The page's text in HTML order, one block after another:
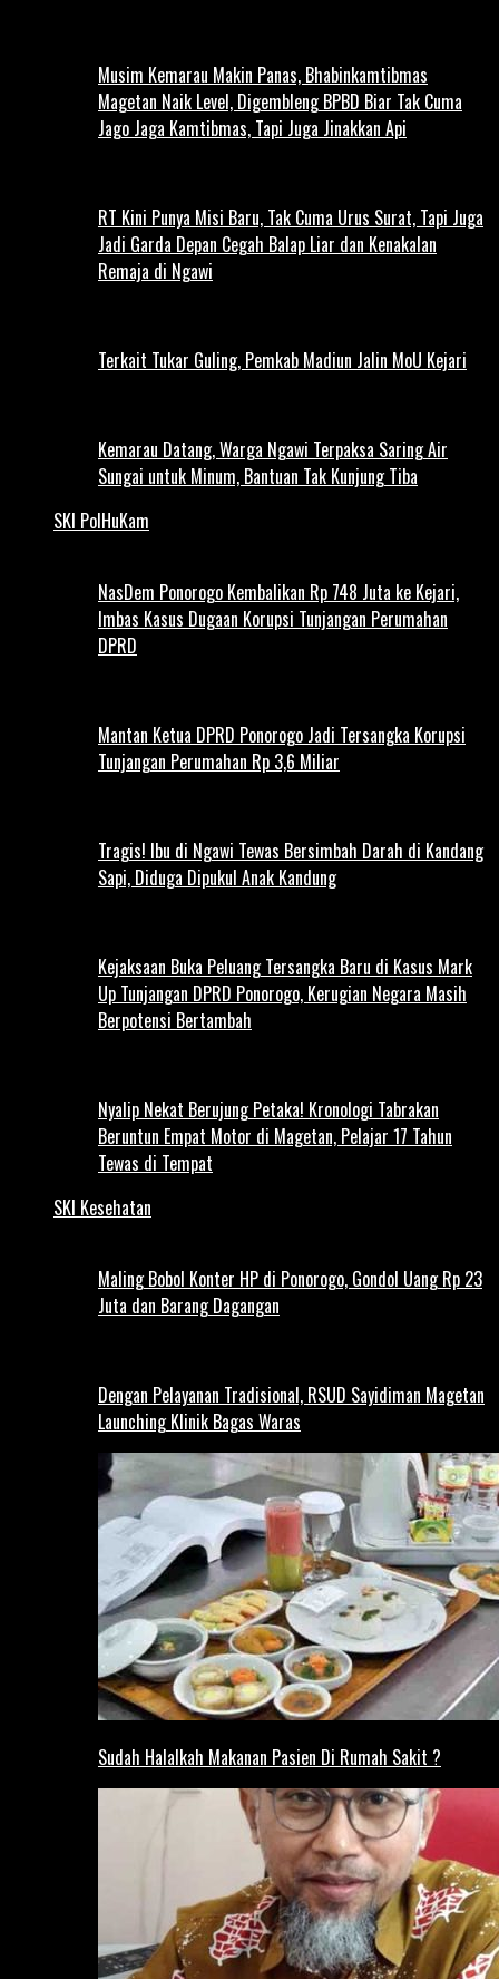
Musim Kemarau Makin Panas, Bhabinkamtibmas
Magetan Naik Level, Digembleng BPBD Biar Tak Cuma
Jago Jaga Kamtibmas, Tapi Juga Jinakkan Api
RT Kini Punya Misi Baru, Tak Cuma Urus Surat, Tapi Juga
Jadi Garda Depan Cegah Balap Liar dan Kenakalan
Remaja di Ngawi
Terkait Tukar Guling, Pemkab Madiun Jalin MoU Kejari
Kemarau Datang, Warga Ngawi Terpaksa Saring Air
Sungai untuk Minum, Bantuan Tak Kunjung Tiba
SKI PolHuKam
NasDem Ponorogo Kembalikan Rp 748 Juta ke Kejari,
Imbas Kasus Dugaan Korupsi Tunjangan Perumahan
DPRD
Mantan Ketua DPRD Ponorogo Jadi Tersangka Korupsi
Tunjangan Perumahan Rp 3,6 Miliar
Tragis! Ibu di Ngawi Tewas Bersimbah Darah di Kandang
Sapi, Diduga Dipukul Anak Kandung
Kejaksaan Buka Peluang Tersangka Baru di Kasus Mark
Up Tunjangan DPRD Ponorogo, Kerugian Negara Masih
Berpotensi Bertambah
Nyalip Nekat Berujung Petaka! Kronologi Tabrakan
Beruntun Empat Motor di Magetan, Pelajar 17 Tahun
Tewas di Tempat
SKI Kesehatan
Maling Bobol Konter HP di Ponorogo, Gondol Uang Rp 23
Juta dan Barang Dagangan
Dengan Pelayanan Tradisional, RSUD Sayidiman Magetan
Launching Klinik Bagas Waras
Sudah Halalkah Makanan Pasien Di Rumah Sakit ?